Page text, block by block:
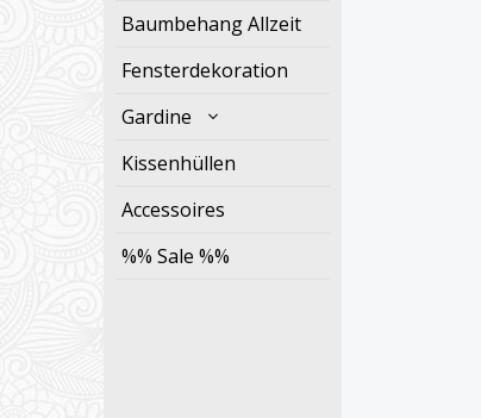
Baumbehang Allzeit
Fensterdekoration
Gardine
Kissenhüllen
Accessoires
%% Sale %%